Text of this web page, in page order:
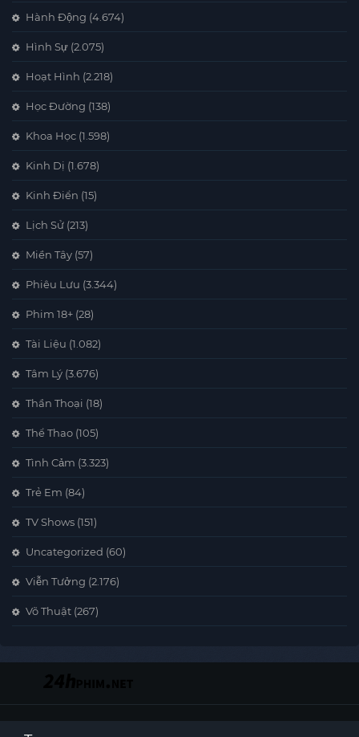
Hành Động (4.674)
Hình Sự (2.075)
Hoạt Hình (2.218)
Học Đường (138)
Khoa Học (1.598)
Kinh Dị (1.678)
Kinh Điển (15)
Lịch Sử (213)
Miền Tây (57)
Phiêu Lưu (3.344)
Phim 18+ (28)
Tài Liệu (1.082)
Tâm Lý (3.676)
Thần Thoại (18)
Thể Thao (105)
Tình Cảm (3.323)
Trẻ Em (84)
TV Shows (151)
Uncategorized (60)
Viễn Tưởng (2.176)
Võ Thuật (267)